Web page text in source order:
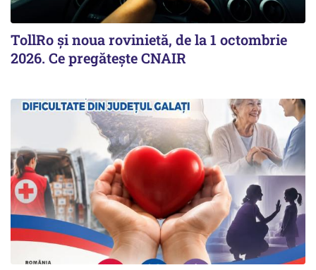
TollRo şi noua rovinietă, de la 1 octombrie
2026. Ce pregăteşte CNAIR